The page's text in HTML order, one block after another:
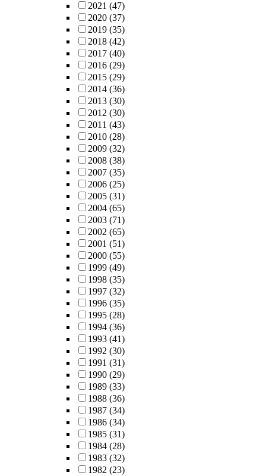
2021 (47)
2020 (37)
2019 (35)
2018 (42)
2017 (40)
2016 (29)
2015 (29)
2014 (36)
2013 (30)
2012 (30)
2011 (43)
2010 (28)
2009 (32)
2008 (38)
2007 (35)
2006 (25)
2005 (31)
2004 (65)
2003 (71)
2002 (65)
2001 (51)
2000 (55)
1999 (49)
1998 (35)
1997 (32)
1996 (35)
1995 (28)
1994 (36)
1993 (41)
1992 (30)
1991 (31)
1990 (29)
1989 (33)
1988 (36)
1987 (34)
1986 (34)
1985 (31)
1984 (28)
1983 (32)
1982 (23)